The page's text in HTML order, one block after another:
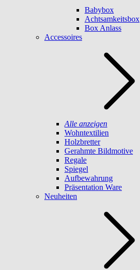
Babybox
Achtsamkeitsbox
Box Anlass
Accessoires
Alle anzeigen
Wohntextilien
Holzbretter
Gerahmte Bildmotive
Regale
Spiegel
Aufbewahrung
Präsentation Ware
Neuheiten